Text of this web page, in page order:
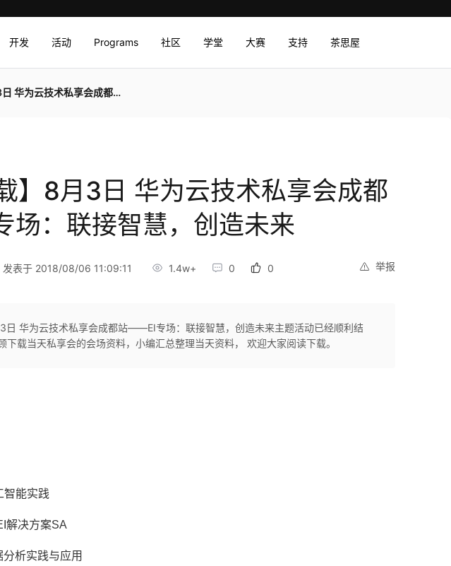
开发 活动 Programs 社区 学堂 大赛 支持 茶思屋
私享会成都站——EI专场：联接智慧，创造未来
】8月3日 华为云技术私享会成都
：联接智慧，创造未来
举报
发表于 2018/08/06 11:09:11 1.4w+ 0 0
3日 华为云技术私享会成都站——EI专场：联接智慧，创造未来主题活动已经顺利结
下载当天私享会的会场资料，小编汇总整理当天资料， 欢迎大家阅读下载。
智能实践
解决方案SA
析实践与应用